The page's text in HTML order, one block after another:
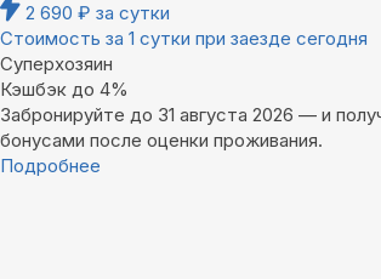
2 690 ₽ за сутки
Стоимость за 1 сутки при заезде сегодня
Суперхозяин
Кэшбэк до 4%
Забронируйте до 31 августа 2026 — и
бонусами после оценки проживания.
Подробнее